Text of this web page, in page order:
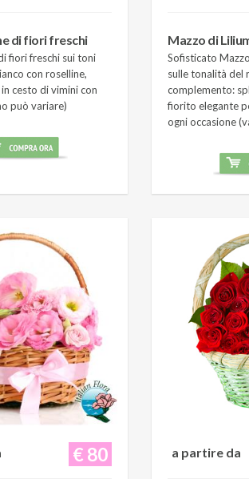
di fiori freschi
fiori freschi sui toni
con roselline,
cesto di vimini con
può variare)
Mazzo di
Sofisticato
sulle tonalità del
complemento:
fiorito elegante
ogni occasione
€ 80 a partire da